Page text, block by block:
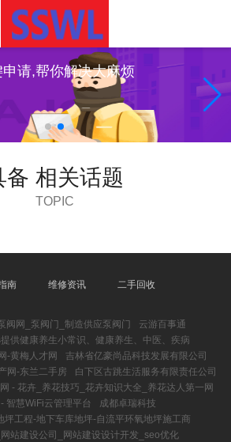
申请,帮你解决大麻烦
备 相关话题
TOPIC
南 维修资讯 二手回收
阀网_泵阀门_制造供应泵阀门
云游百事通
供健康养生小常识、健康养生、中医、疾病
-黄梅人才网
吉林省亿豪尚品科技发展有限公司
网-东兰二手房
白下区古跳生活服务有限责任公司
- 花卉_养花技巧_花卉知识大全_养花达人第一网
智慧WiFi云管理平台
成都卓瑞科技
坪工程-地下车库地坪-自流平环氧地坪施工商
站建设公司_网站建设设计开发_seo优化